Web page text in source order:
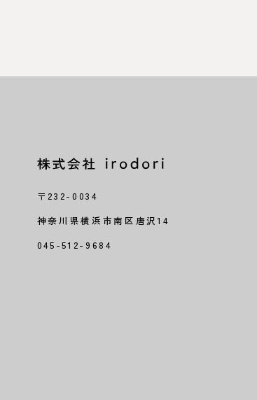
〒232-0034
神奈川県横浜市南区唐沢14
045-512-9684